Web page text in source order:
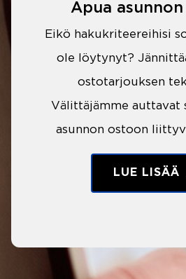
Apua
Eikö hakukriteereihisi
ole löytynyt?
ostotarjouksen
Välittäjämme auttavat
asunnon ostoon
LUE LISÄÄ